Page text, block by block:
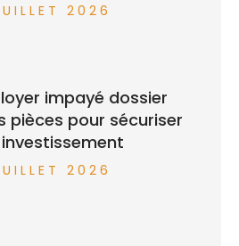
2026
impayé dossier
pièces pour sécuriser
2026